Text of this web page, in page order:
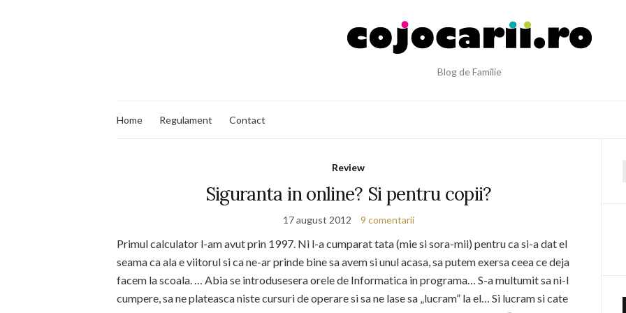
Blog de Familie
Home Regulament Contact
Review
Siguranta in online? Si pentru copii?
17 august 2012 9 comentarii
Primul calculator l-am avut prin 1997. Ni l-a cumparat tata (mie si sora-mii) pentru ca si-a dat el
seama ca ala e viitorul si ca ne-ar prinde bine sa avem si unul acasa, sa putem exersa ceea ce deja
facem la scoala. … Abia se introdusesera orele de Informatica in programa… S-a multumit sa ni-l
cumpere, sa ne plateasca niste cursuri de operare si sa ne lase sa „lucram” la el… Si lucram si cate